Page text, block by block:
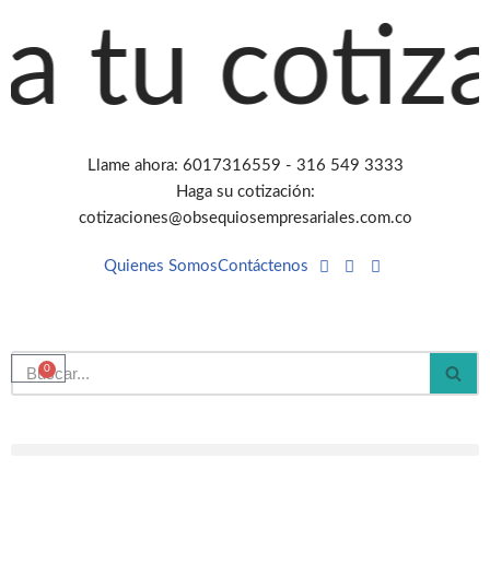
Saltar
al
Llame ahora: 6017316559 - 316 549 3333
Haga su cotización:
cotizaciones@obsequiosempresariales.com.co
Quienes SomosContáctenos
0